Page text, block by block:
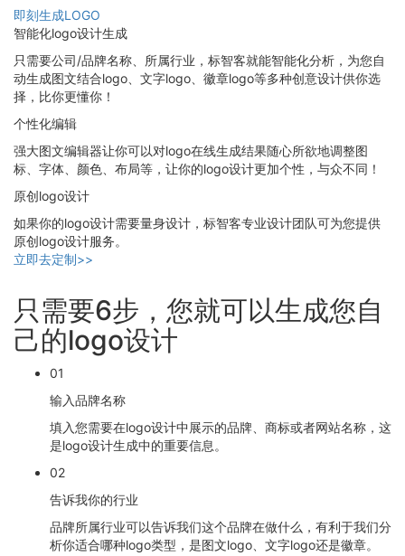
即刻生成LOGO
智能化logo设计生成
只需要公司/品牌名称、所属行业，标智客就能智能化分析，为您自
动生成图文结合logo、文字logo、徽章logo等多种创意设计供你选
择，比你更懂你！
个性化编辑
强大图文编辑器让你可以对logo在线生成结果随心所欲地调整图
标、字体、颜色、布局等，让你的logo设计更加个性，与众不同！
原创logo设计
如果你的logo设计需要量身设计，标智客专业设计团队可为您提供
原创logo设计服务。
立即去定制>>
只需要6步，您就可以生成您自
己的logo设计
01
输入品牌名称
填入您需要在logo设计中展示的品牌、商标或者网站名称，这
是logo设计生成中的重要信息。
02
告诉我你的行业
品牌所属行业可以告诉我们这个品牌在做什么，有利于我们分
析你适合哪种logo类型，是图文logo、文字logo还是徽章。